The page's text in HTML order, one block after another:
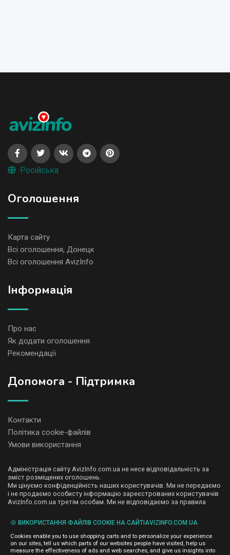
Російська
Оголошення
Карта сайту
Всі оголошення, Донецк
Всі оголошення AvizInfo
Iнформація
Про нас
Як додати оголошення
Рекомендації
Допомога - Підтримка
Контакти
Політика cookie-файлів
Умови використання
Адміністрація сайту AvizInfo.com.ua не несе відповідальність за
зміст розміщених оголошень.
Ми цінуємо конфіденційність наших користувачів. Ми не передаємо
і не продаємо особисту інформацію зареєстрованих користувачів
AvizInfo.com.ua третім особам. Ми не відповідаємо за правила
деяких сторінках нашого сайту представлена реклама Google
Adsense Advertising Network. Щоб дізнатися детальніше про
правила конфіденційності Googleнатисніть тут.
🍪 ВИКОРИСТАННЯ ФАЙЛІВ COOKIE НА САЙТІAVIZINFO.COM.UA
Cookies enable you to use shopping carts and to personalize your experience
on our sites, tell us which parts of our websites people have visited, help us
measure the effectiveness of ads and web searches, and give us insights into